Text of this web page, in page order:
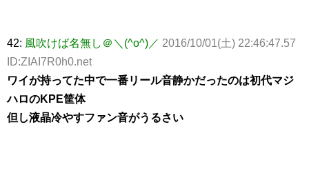
42: 風吹けば名無し＠＼(^o^)／ 2016/10/01(土) 22:46:47.57
ID:ZIAI7R0h0.net
ワイが持ってた中で一番リール音静かだったのは初代マジ
ハロのKPE筐体
但し液晶冷やすファン音がうるさい